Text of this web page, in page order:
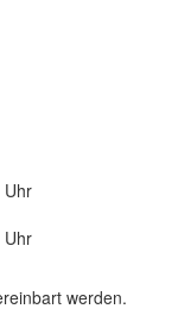
Uhr
Uhr
werden.